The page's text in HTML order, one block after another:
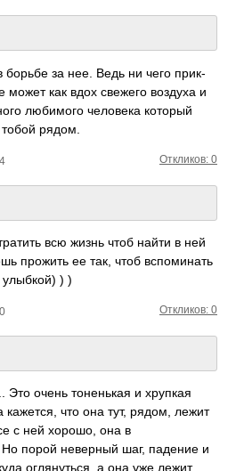
за нее. Ведь ни чего прик­
может как вдох свежего воздуха и
люби­мого чело­века который
рядом.
Откликов: 0
всю жизнь чтоб найти в ней
прожить ее так, чтоб вспо­минать
) )
Откликов: 0
Это очень тоненькая и хрупкая
кажется, что она тут, рядом, лежит
с ней хорошо, она в
Но порой неверный шаг, падение и
оглянуться, а она уже лежит